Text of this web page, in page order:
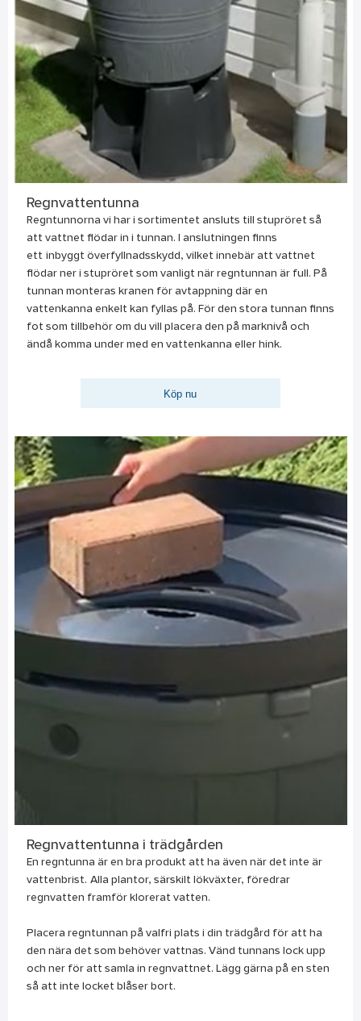
Regnvattentunna
Regntunnorna vi har i sortimentet ansluts till stupröret så
att vattnet flödar in i tunnan. I anslutningen finns
ett inbyggt överfyllnadsskydd, vilket innebär att vattnet
flödar ner i stupröret som vanligt när regntunnan är full. På
tunnan monteras kranen för avtappning där en
vattenkanna enkelt kan fyllas på. För den stora tunnan finns
fot som tillbehör om du vill placera den på marknivå och
ändå komma under med en vattenkanna eller hink.
Köp nu
Regnvattentunna i trädgården
En regntunna är en bra produkt att ha även när det inte är
vattenbrist. Alla plantor, särskilt lökväxter, föredrar
regnvatten framför klorerat vatten.
Placera regntunnan på valfri plats i din trädgård för att ha
den nära det som behöver vattnas. Vänd tunnans lock upp
och ner för att samla in regnvattnet. Lägg gärna på en sten
så att inte locket blåser bort.